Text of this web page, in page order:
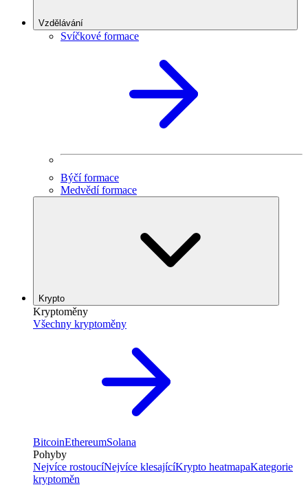
Vzdělávání
Svíčkové formace
Býčí formace
Medvědí formace
Krypto
Kryptoměny
Všechny kryptoměny
BitcoinEthereumSolana
Pohyby
Nejvíce rostoucíNejvíce klesajícíKrypto heatmapaKategorie
kryptoměn